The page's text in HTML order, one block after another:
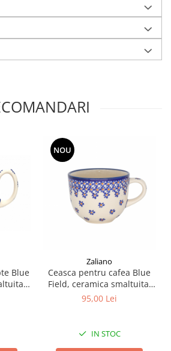
Blue
ml
NOU
Zaliano
Ceasca pentru cafea Blue
Field, ceramica smaltuita,
pictata manual, 350 ml
95,00 Lei
IN STOC